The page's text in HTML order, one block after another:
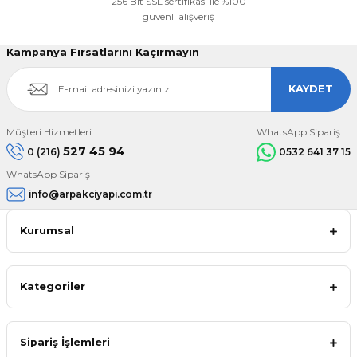
güvenli alışveriş
Kampanya Fırsatlarını Kaçırmayın
KAYDET
Müşteri Hizmetleri
0 (216) 527 45 94
WhatsApp Sipariş
0532 641 37 15
WhatsApp Sipariş
info@arpakciyapi.com.tr
Kurumsal
Kategoriler
Sipariş İşlemleri